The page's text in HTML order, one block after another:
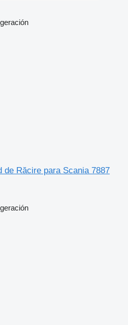
de Răcire para Scania 7887